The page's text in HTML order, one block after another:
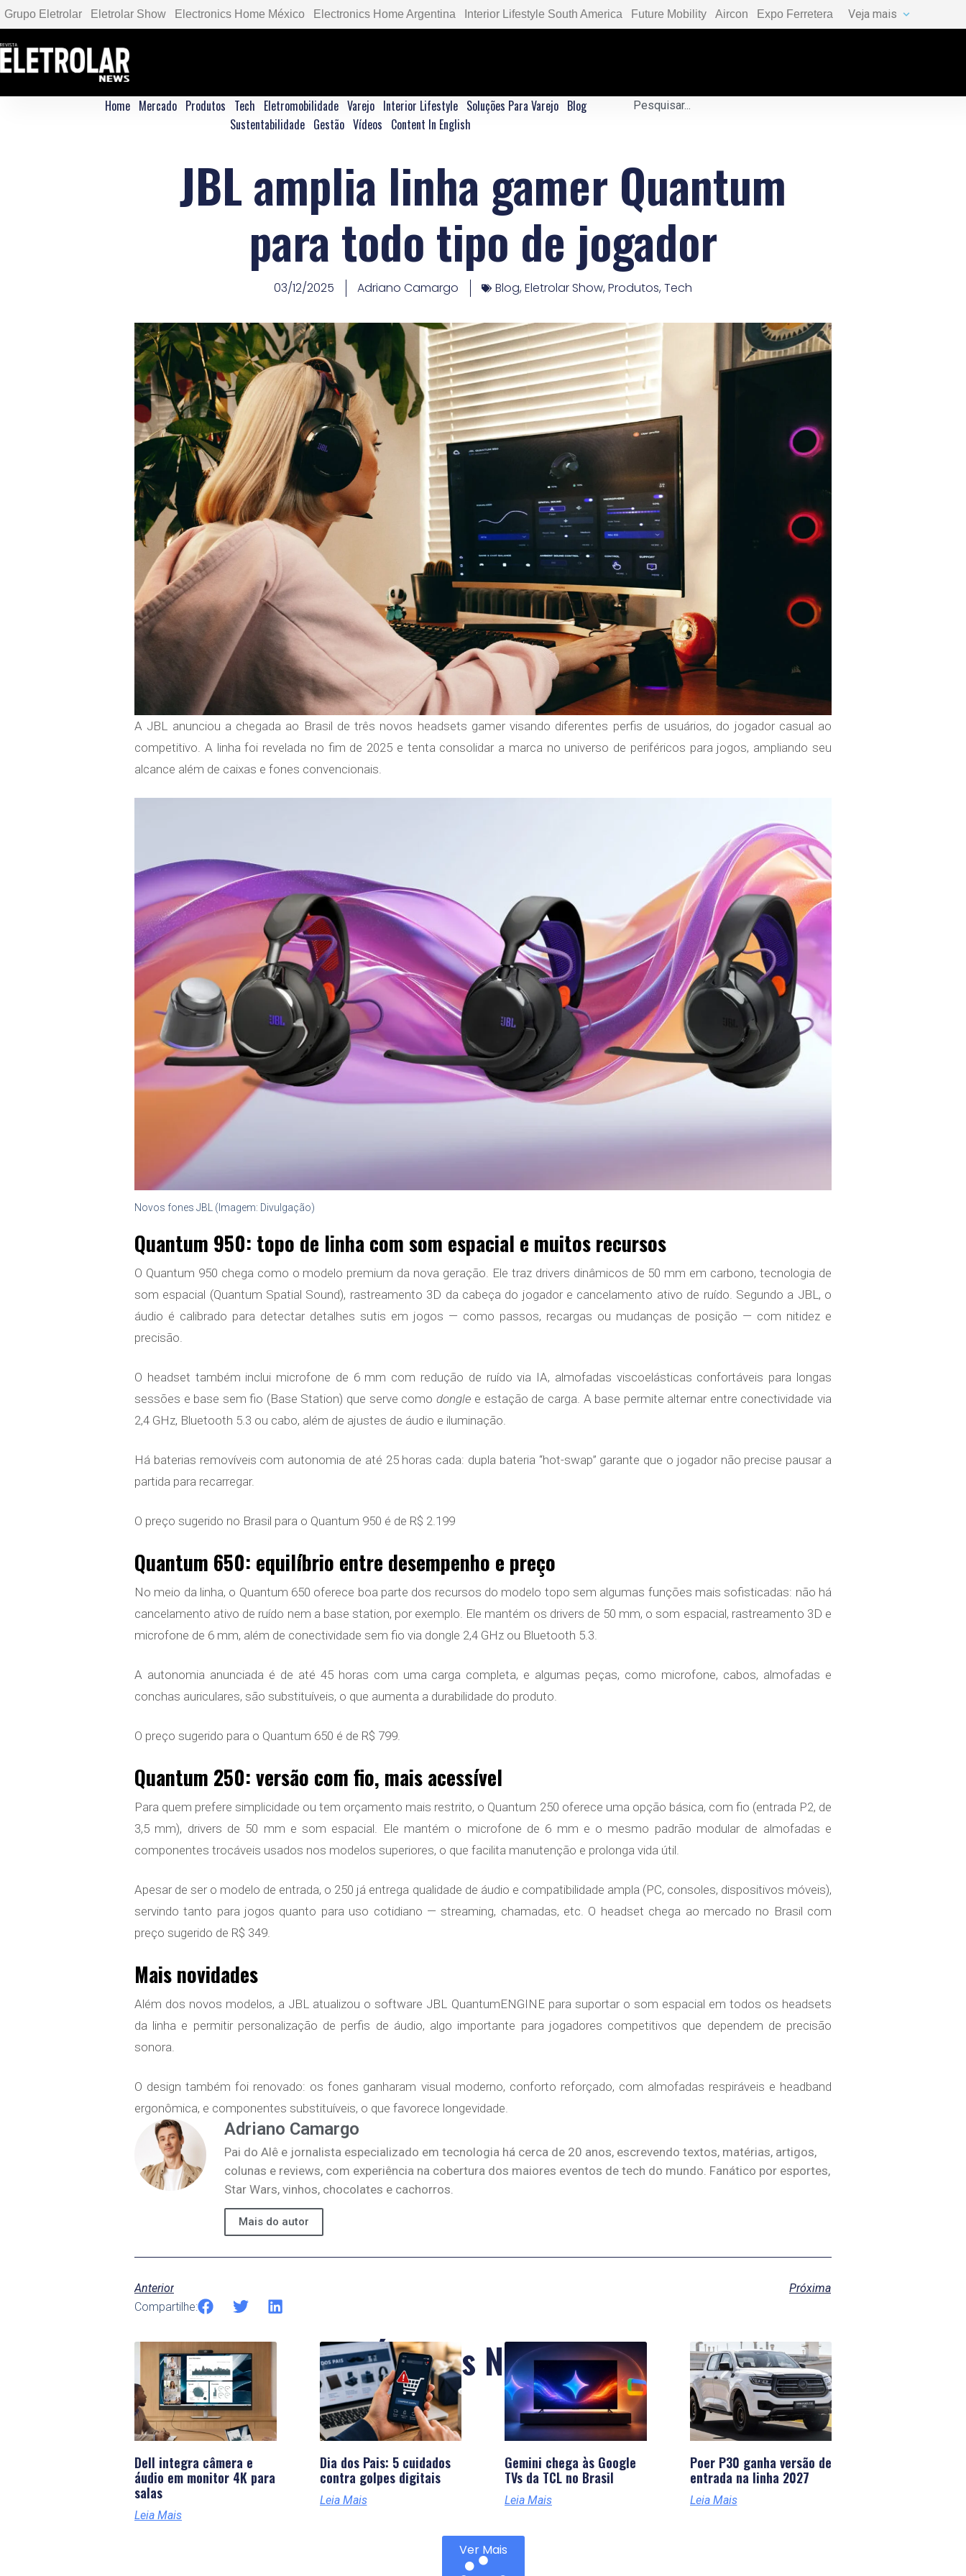
Grupo Eletrolar Eletrolar Show Electronics Home México Electronics Home Argentina Interior Lifestyle South America Future Mobility Aircon Expo Ferretera Veja mais
Home Mercado Produtos Tech Eletromobilidade Varejo Interior Lifestyle Soluções Para Varejo Blog
Sustentabilidade Gestão Vídeos Content In English
JBL amplia linha gamer Quantum
para todo tipo de jogador
03/12/2025 Adriano Camargo Blog,Eletrolar Show,Produtos,Tech
A JBL anunciou a chegada ao Brasil de três novos headsets gamer visando diferentes perfis de usuários, do jogador casual ao
competitivo. A linha foi revelada no fim de 2025 e tenta consolidar a marca no universo de periféricos para jogos, ampliando seu
alcance além de caixas e fones convencionais.
Novos fones JBL (Imagem: Divulgação)
Quantum 950: topo de linha com som espacial e muitos recursos
O Quantum 950 chega como o modelo premium da nova geração. Ele traz drivers dinâmicos de 50 mm em carbono, tecnologia de
som espacial (Quantum Spatial Sound), rastreamento 3D da cabeça do jogador e cancelamento ativo de ruído. Segundo a JBL, o
áudio é calibrado para detectar detalhes sutis em jogos — como passos, recargas ou mudanças de posição — com nitidez e
precisão.
O headset também inclui microfone de 6 mm com redução de ruído via IA, almofadas viscoelásticas confortáveis para longas
sessões e base sem fio (Base Station) que serve como dongle e estação de carga. A base permite alternar entre conectividade via
2,4 GHz, Bluetooth 5.3 ou cabo, além de ajustes de áudio e iluminação.
Há baterias removíveis com autonomia de até 25 horas cada: dupla bateria “hot-swap” garante que o jogador não precise pausar a
partida para recarregar.
O preço sugerido no Brasil para o Quantum 950 é de R$ 2.199
Quantum 650: equilíbrio entre desempenho e preço
No meio da linha, o Quantum 650 oferece boa parte dos recursos do modelo topo sem algumas funções mais sofisticadas: não há
cancelamento ativo de ruído nem a base station, por exemplo. Ele mantém os drivers de 50 mm, o som espacial, rastreamento 3D e
microfone de 6 mm, além de conectividade sem fio via dongle 2,4 GHz ou Bluetooth 5.3.
A autonomia anunciada é de até 45 horas com uma carga completa, e algumas peças, como microfone, cabos, almofadas e
conchas auriculares, são substituíveis, o que aumenta a durabilidade do produto.
O preço sugerido para o Quantum 650 é de R$ 799.
Quantum 250: versão com fio, mais acessível
Para quem prefere simplicidade ou tem orçamento mais restrito, o Quantum 250 oferece uma opção básica, com fio (entrada P2, de
3,5 mm), drivers de 50 mm e som espacial. Ele mantém o microfone de 6 mm e o mesmo padrão modular de almofadas e
componentes trocáveis usados nos modelos superiores, o que facilita manutenção e prolonga vida útil.
Apesar de ser o modelo de entrada, o 250 já entrega qualidade de áudio e compatibilidade ampla (PC, consoles, dispositivos móveis),
servindo tanto para jogos quanto para uso cotidiano — streaming, chamadas, etc. O headset chega ao mercado no Brasil com
preço sugerido de R$ 349.
Mais novidades
Além dos novos modelos, a JBL atualizou o software JBL QuantumENGINE para suportar o som espacial em todos os headsets
da linha e permitir personalização de perfis de áudio, algo importante para jogadores competitivos que dependem de precisão
sonora.
O design também foi renovado: os fones ganharam visual moderno, conforto reforçado, com almofadas respiráveis e headband
ergonômica, e componentes substituíveis, o que favorece longevidade.
Adriano Camargo
Pai do Alê e jornalista especializado em tecnologia há cerca de 20 anos, escrevendo textos, matérias, artigos,
colunas e reviews, com experiência na cobertura dos maiores eventos de tech do mundo. Fanático por esportes,
Star Wars, vinhos, chocolates e cachorros.
Mais do autor
Anterior
Próxima
Compartilhe:
Últimas Notícias
Dell integra câmera e
áudio em monitor 4K para
salas
Leia Mais
Dia dos Pais: 5 cuidados
contra golpes digitais
Leia Mais
Gemini chega às Google
TVs da TCL no Brasil
Leia Mais
Poer P30 ganha versão de
entrada na linha 2027
Leia Mais
Ver Mais